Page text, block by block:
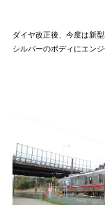
ダイヤ改正後、今度は新型
シルバーのボディにエン